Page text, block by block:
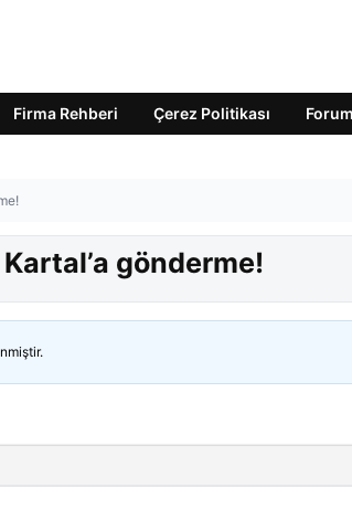
Firma Rehberi Çerez Politikası Forum
gönderme!